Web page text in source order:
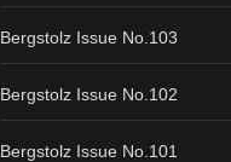
Bergstolz Issue No.103
Bergstolz Issue No.102
Bergstolz Issue No.101